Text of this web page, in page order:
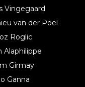
Vingegaard
van der Poel
Roglic
Alaphilippe
Girmay
Ganna